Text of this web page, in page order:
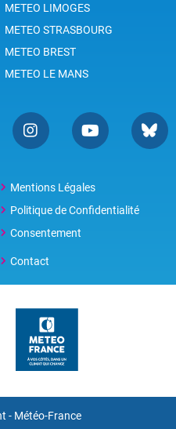
METEO LIMOGES
METEO STRASBOURG
METEO BREST
METEO LE MANS
Mentions Légales
Politique de Confidentialité
Consentement
Contact
- Météo-France